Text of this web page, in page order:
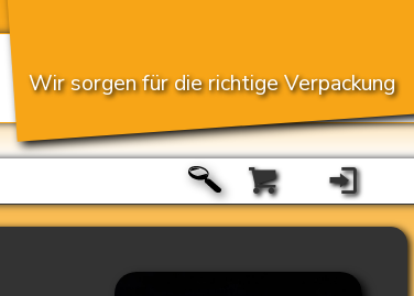
Wir sorgen für die richtige Verpackung